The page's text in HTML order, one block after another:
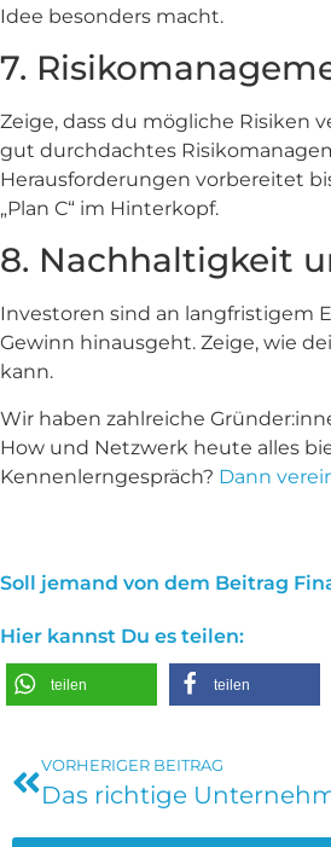
Idee besonders macht.
7.
Zeige, dass du mögliche Risiken
gut durchdachtes
Herausforderungen vorbereitet
„Plan C“ im Hinterkopf.
8. Nachhaltigkeit
Investoren sind an langfristigem
Gewinn hinausgeht. Zeige, wie
kann.
Wir haben zahlreiche
How und Netzwerk heute alles
Kennenlerngespräch? Dann
Soll jemand von dem Beitrag
Hier kannst Du es teilen:
teilen teilen
VORHERIGER BEITRAG
Das richtige